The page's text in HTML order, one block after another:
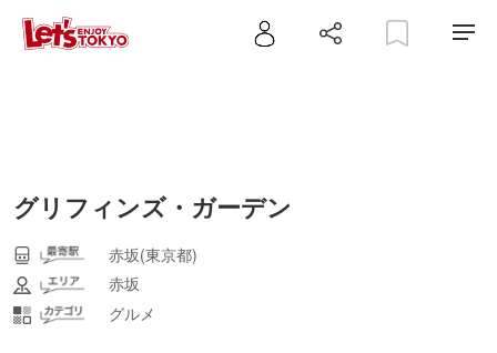
グリフィンズ・ガーデン
赤坂(東京都)
赤坂
グルメ